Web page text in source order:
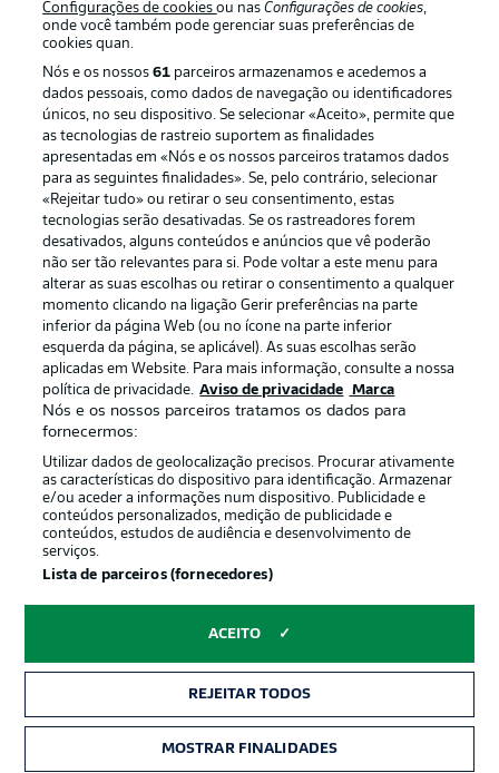
Football as it’s meant to be
APLICATIVO DA BUNDESLIGA
Oferecido por
Gerir preferências Aviso de privacidade
Trabalhe conosco
Marca Contato
Configurações de cookiesou nasConfigurações de cookies,
onde você também pode gerenciar suas preferências de
cookies quan.
Nós e os nossos61 parceiros armazenamos e acedemos a
dados pessoais, como dados de navegação ou identificadores
únicos, no seu dispositivo. Se selecionar «Aceito», permite que
as tecnologias de rastreio suportem as finalidades
apresentadas em «Nós e os nossos parceiros tratamos dados
para as seguintes finalidades». Se, pelo contrário, selecionar
«Rejeitar tudo» ou retirar o seu consentimento, estas
tecnologias serão desativadas. Se os rastreadores forem
desativados, alguns conteúdos e anúncios que vê poderão
não ser tão relevantes para si. Pode voltar a este menu para
alterar as suas escolhas ou retirar o consentimento a qualquer
momento clicando na ligação Gerir preferências na parte
inferior da página Web (ou no ícone na parte inferior
esquerda da página, se aplicável). As suas escolhas serão
aplicadas em Website. Para mais informação, consulte a nossa
política de privacidade. Aviso de privacidade Marca
Nós e os nossos parceiros tratamos os dados para
fornecermos:
Utilizar dados de geolocalização precisos. Procurar ativamente
as características do dispositivo para identificação. Armazenar
e/ou aceder a informações num dispositivo. Publicidade e
conteúdos personalizados, medição de publicidade e
conteúdos, estudos de audiência e desenvolvimento de
serviços.
Lista de parceiros (fornecedores)
ACEITO
REJEITAR TODOS
MOSTRAR FINALIDADES